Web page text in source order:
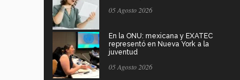
05 Agosto 2026
En la ONU: mexicana y EXATEC
representó en Nueva York a la
juventud
05 Agosto 2026